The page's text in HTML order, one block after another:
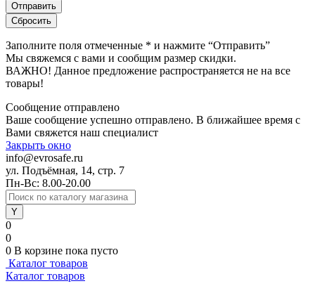
Заполните поля отмеченные * и нажмите “Отправить”
Мы свяжемся с вами и сообщим размер скидки.
ВАЖНО! Данное предложение распространяется не на все
товары!
Сообщение отправлено
Ваше сообщение успешно отправлено. В ближайшее время с
Вами свяжется наш специалист
Закрыть окно
info@evrosafe.ru
ул. Подъёмная, 14, стр. 7
Пн-Вс: 8.00-20.00
0
0
0 В корзине пока пусто
Каталог товаров
Каталог товаров